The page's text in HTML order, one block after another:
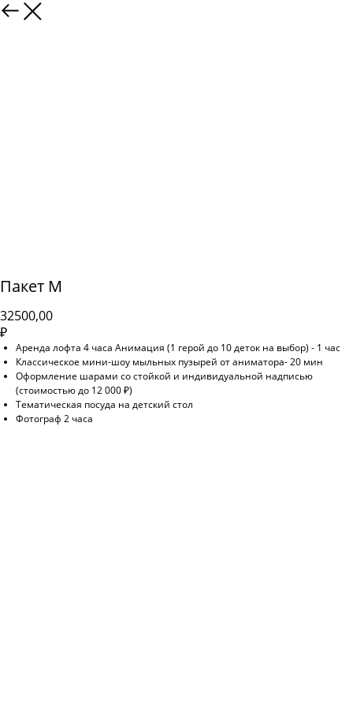
Пакет M
32500,00
₽
Аренда лофта 4 часа Анимация (1 герой до 10 деток на выбор) - 1 час
Классическое мини-шоу мыльных пузырей от аниматора- 20 мин
Оформление шарами со стойкой и индивидуальной надписью
(стоимостью до 12 000 ₽)
Тематическая посуда на детский стол
Фотограф 2 часа